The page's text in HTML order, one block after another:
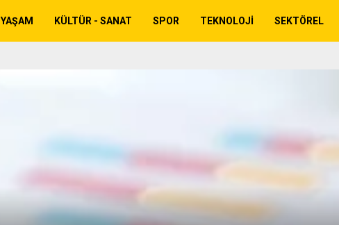
YAŞAM KÜLTÜR - SANAT SPOR TEKNOLOJI SEKTÖREL